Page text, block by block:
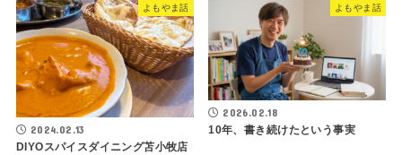
よもやま話
2024.02.13
DIYOスパイスダイニング苫小牧店
よもやま話
2026.02.18
10年、書き続けたという事実